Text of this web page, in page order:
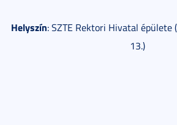
Helyszín: SZTE Rektori Hivatal épülete
13.)